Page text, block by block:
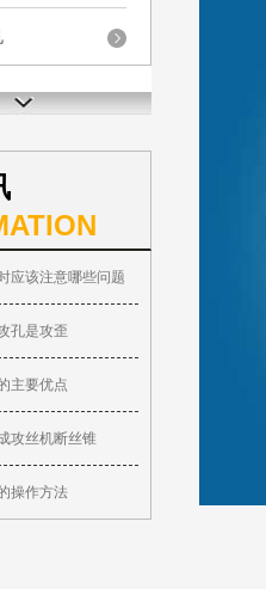
应该注意哪些问题
孔是攻歪
主要优点
攻丝机断丝锥
操作方法